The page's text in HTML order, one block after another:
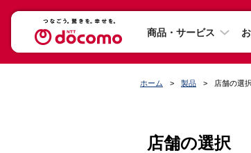
商品・サービス
ホーム 製品 店舗の選択
店舗の選択